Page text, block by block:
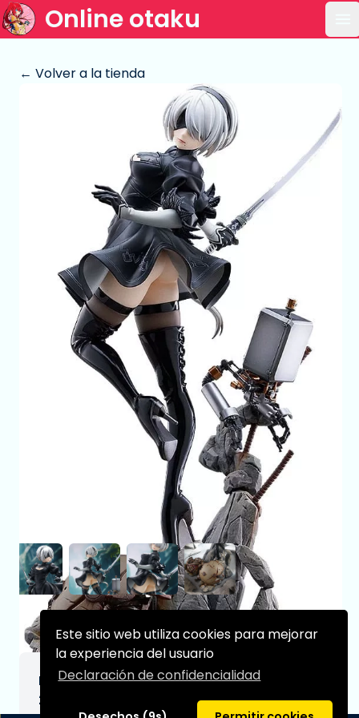
Este sitio web utiliza cookies para mejorar
la experiencia del usuario
Declaración de confidencialidad
Online otaku
← Volver a la tienda
NieR:Automata Ver1.1a Estatua PVC 1/7 2B
28 cm